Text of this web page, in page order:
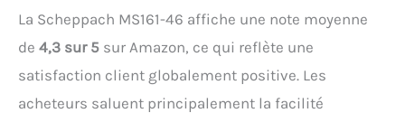
La Scheppach MS161-46 affiche une note moyenne
de 4,3 sur 5 sur Amazon, ce qui reflète une
satisfaction client globalement positive. Les
acheteurs saluent principalement la facilité